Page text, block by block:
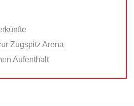
Zugspitz Arena
Aufenthalt